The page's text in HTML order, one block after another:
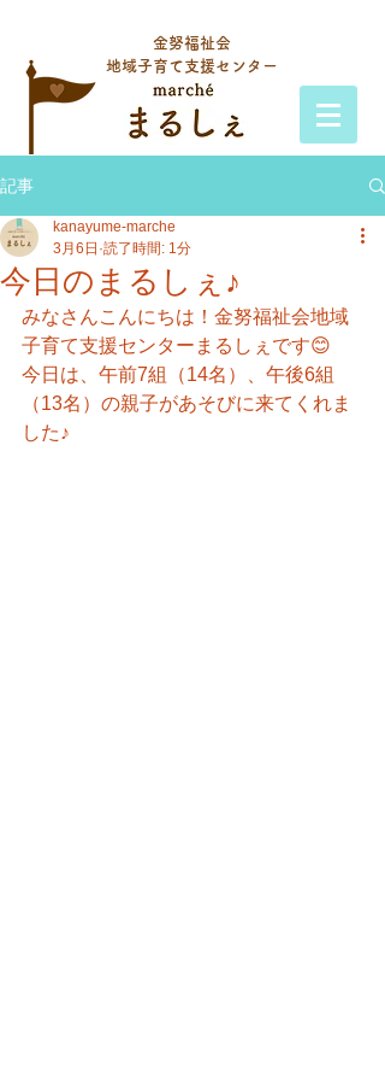
金努福祉会
地域子育て支援センター
記事
今日のまるしぇ♪
kanayume-marche
3月6日 読了時間: 1分
みなさんこんにちは！金努福祉会地域
子育て支援センターまるしぇです😊
今日は、午前7組（14名）、午後6組
（13名）の親子があそびに来てくれま
した♪